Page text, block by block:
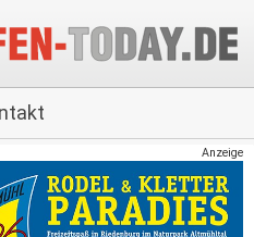
Anzeige